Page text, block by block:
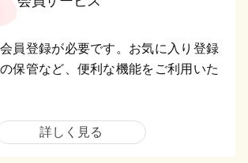
員登録が必要です。お気に入り登録
保管など、便利な機能をご利用いた
詳しく見る